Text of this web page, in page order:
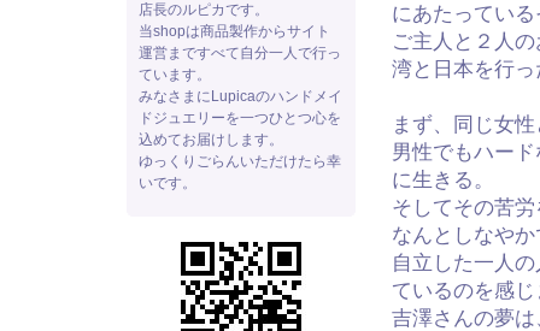
店長のルピカです。
当shopは商品製作からサイト
運営まですべて自分一人で行っ
ています。
みなさまにLupicaのハンドメイ
ドジュエリーを一つひとつ心を
込めてお届けします。
ゆっくりごらんいただけたら幸
いです。
にあたってい
ご主人と２人
湾と日本を行
まず、同じ女
男性でもハー
に生きる。
そしてその苦
なんとしなや
自立した一人
ているのを感
吉澤さんの夢